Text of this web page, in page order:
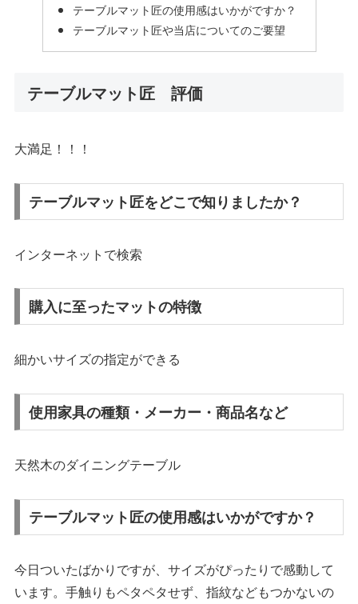
テーブルマット匠の使用感はいかがですか？
テーブルマット匠や当店についてのご要望
テーブルマット匠 評価
大満足！！！
テーブルマット匠をどこで知りましたか？
インターネットで検索
購入に至ったマットの特徴
細かいサイズの指定ができる
使用家具の種類・メーカー・商品名など
天然木のダイニングテーブル
テーブルマット匠の使用感はいかがですか？
今日ついたばかりですが、サイズがぴったりで感動して
います。手触りもペタペタせず、指紋などもつかないの